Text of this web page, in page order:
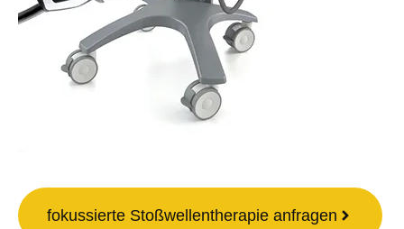
fokussierte Stoßwellentherapie anfragen